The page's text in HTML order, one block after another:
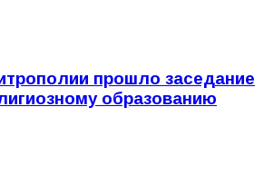
прошло заседание
образованию